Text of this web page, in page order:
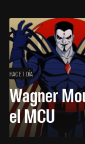
HACE 1 DÍA
Wagner
el MCU